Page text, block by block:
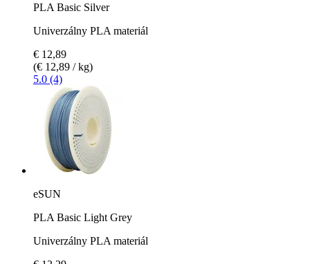
PLA Basic Silver
Univerzálny PLA materiál
€ 12,89
(€ 12,89 / kg)
5.0 (4)
eSUN
PLA Basic Light Grey
Univerzálny PLA materiál